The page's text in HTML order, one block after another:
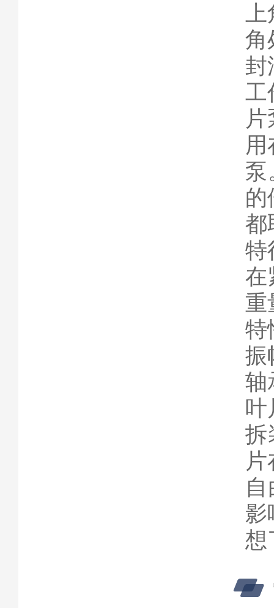
角
封
工
泵
的
都
特
在
重
特
振
轴
叶
拆
影
想